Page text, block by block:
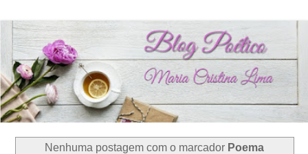
Nenhuma postagem com o marcador Poema